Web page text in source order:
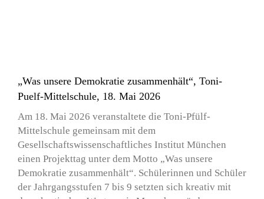
„Was unsere Demokratie zusammenhält“, Toni-
Puelf-Mittelschule, 18. Mai 2026
Am 18. Mai 2026 veranstaltete die Toni-Pfülf-
Mittelschule gemeinsam mit dem
Gesellschaftswissenschaftliches Institut München
einen Projekttag unter dem Motto „Was unsere
Demokratie zusammenhält“. Schülerinnen und Schüler
der Jahrgangsstufen 7 bis 9 setzten sich kreativ mit